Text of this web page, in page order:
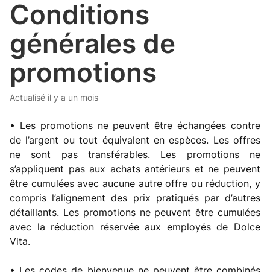
Conditions
générales de
promotions
Actualisé il y a un mois
• Les promotions ne peuvent être échangées contre
de l’argent ou tout équivalent en espèces. Les offres
ne sont pas transférables. Les promotions ne
s’appliquent pas aux achats antérieurs et ne peuvent
être cumulées avec aucune autre offre ou réduction, y
compris l’alignement des prix pratiqués par d’autres
détaillants. Les promotions ne peuvent être cumulées
avec la réduction réservée aux employés de Dolce
Vita.